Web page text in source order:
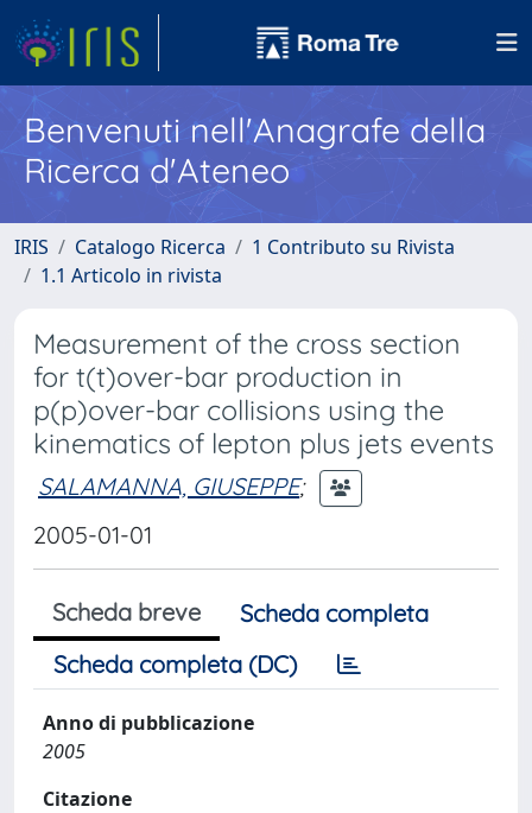
Benvenuti nell'Anagrafe della
Ricerca d'Ateneo
IRIS Catalogo Ricerca
1 Contributo su Rivista
1.1 Articolo in rivista
Measurement of the cross section
for t(t)over-bar production in
p(p)over-bar collisions using the
kinematics of lepton plus jets events
SALAMANNA, GIUSEPPE;
2005-01-01
Scheda breve
Scheda completa
Scheda completa (DC)
Anno di pubblicazione
2005
Citazione